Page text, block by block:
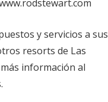
y servicios a sus
resorts de Las
información al